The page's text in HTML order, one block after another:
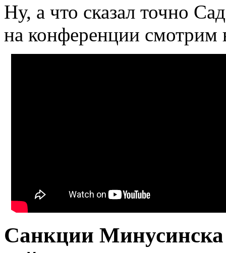
Ну, а что сказал точно
на конференции смотрим
Санкции